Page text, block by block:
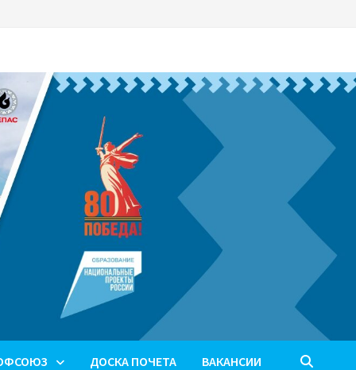
ДОСКА ПОЧЕТА ВАКАНСИИ